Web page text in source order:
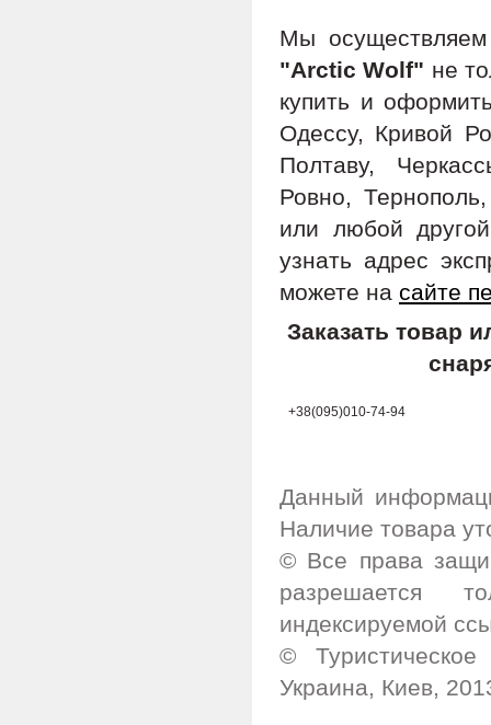
Мы
"Arctic Wolf" не
купить и
Одессу, Кривой
Полтаву,
Ровно,
или любой
узнать адрес
можете на сайте
Заказать товар
+38(095)010-74-94
Данный
Наличие товара
© Все права
разрешается
индексируемой
©
Украина, Киев,